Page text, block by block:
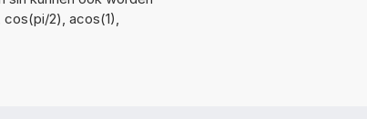
2), acos(1),